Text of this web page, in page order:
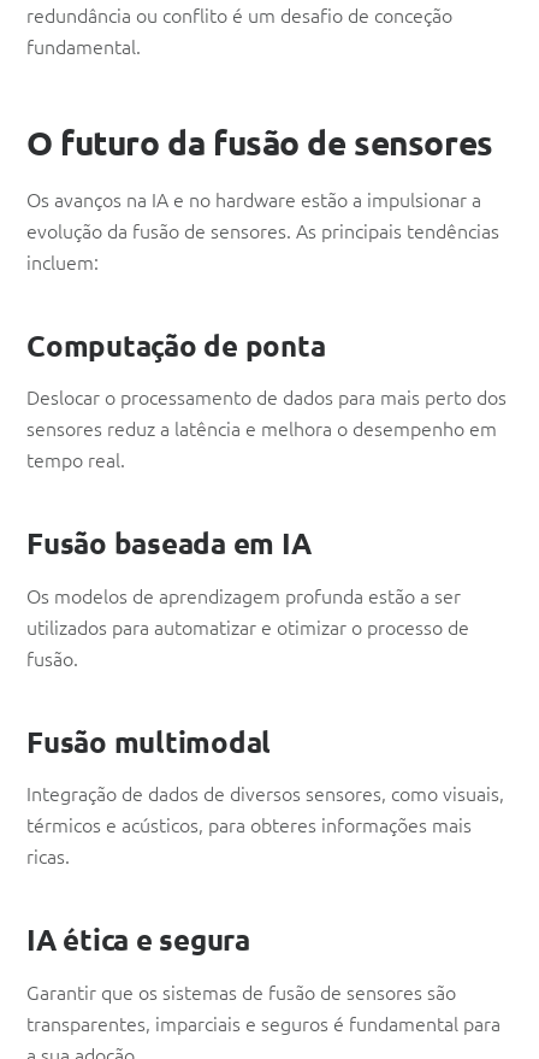
redundância ou conflito é um desafio de conceção
fundamental.
O futuro da fusão de sensores
Os avanços na IA e no hardware estão a impulsionar a
evolução da fusão de sensores. As principais tendências
incluem:
Computação de ponta
Deslocar o processamento de dados para mais perto dos
sensores reduz a latência e melhora o desempenho em
tempo real.
Fusão baseada em IA
Os modelos de aprendizagem profunda estão a ser
utilizados para automatizar e otimizar o processo de
fusão.
Fusão multimodal
Integração de dados de diversos sensores, como visuais,
térmicos e acústicos, para obteres informações mais
ricas.
IA ética e segura
Garantir que os sistemas de fusão de sensores são
transparentes, imparciais e seguros é fundamental para